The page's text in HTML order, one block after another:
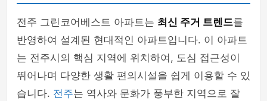
전주 그린코어베스트 아파트는 최신 주거 트렌드를
반영하여 설계된 현대적인 아파트입니다. 이 아파트
는 전주시의 핵심 지역에 위치하여, 도심 접근성이
뛰어나며 다양한 생활 편의시설을 쉽게 이용할 수 있
습니다. 전주는 역사와 문화가 풍부한 지역으로 잘